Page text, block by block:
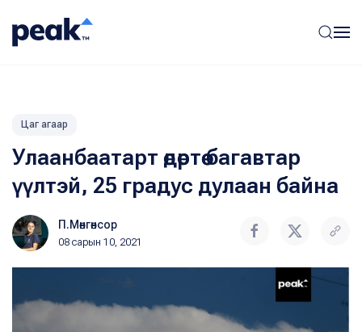
Цаг агаар
Улаанбаатарт өдөртөө багавтар
үүлтэй, 25 градус дулаан байна
П.Мөнгөнсор
08 сарын 10, 2021